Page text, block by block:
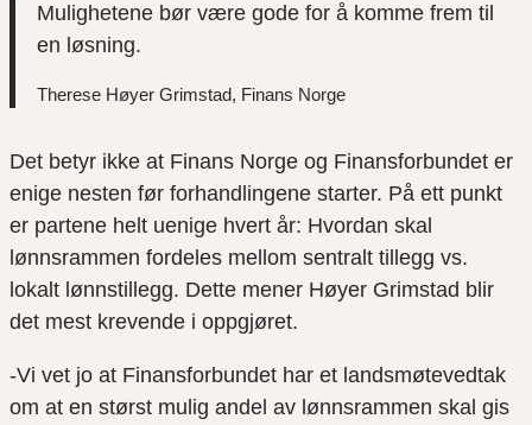
Mulighetene bør være gode for å komme frem til
en løsning.
Therese Høyer Grimstad, Finans Norge
Det betyr ikke at Finans Norge og Finansforbundet er
enige nesten før forhandlingene starter. På ett punkt
er partene helt uenige hvert år: Hvordan skal
lønnsrammen fordeles mellom sentralt tillegg vs.
lokalt lønnstillegg. Dette mener Høyer Grimstad blir
det mest krevende i oppgjøret.
-Vi vet jo at Finansforbundet har et landsmøtevedtak
om at en størst mulig andel av lønnsrammen skal gis